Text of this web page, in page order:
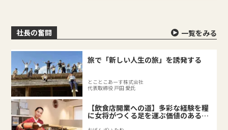
社長の奮闘 一覧をみる
旅で「新しい人生の旅」を誘発する
とことこあーす株式会社
代表取締役 戸田 愛氏
【飲食店開業への道】多彩な経験を糧
に女将がつくる足を運ぶ価値のある料